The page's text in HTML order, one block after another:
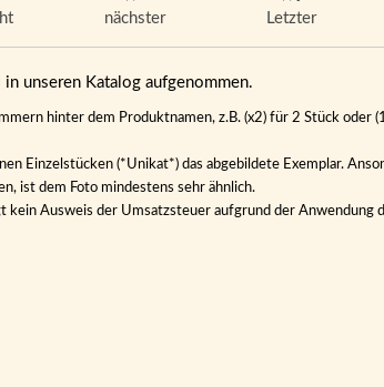
nächster Letzter
unseren Katalog aufgenommen.
hinter dem Produktnamen, z.B. (x2) für 2 Stück oder
Einzelstücken (*Unikat*) das abgebildete Exemplar.
ist dem Foto mindestens sehr ähnlich.
kein Ausweis der Umsatzsteuer aufgrund der Anwendung